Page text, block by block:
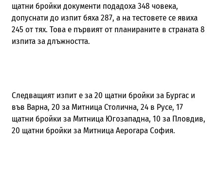
щатни бройки документи подадоха 348 човека,
допуснати до изпит бяха 287, а на тестовете се явиха
245 от тях. Това е първият от планираните в страната 8
изпита за длъжността.
Следващият изпит е за 20 щатни бройки за Бургас и
във Варна, 20 за Митница Столична, 24 в Русе, 17
щатни бройки за Митница Югозападна, 10 за Пловдив,
20 щатни бройки за Митница Аерогара София.